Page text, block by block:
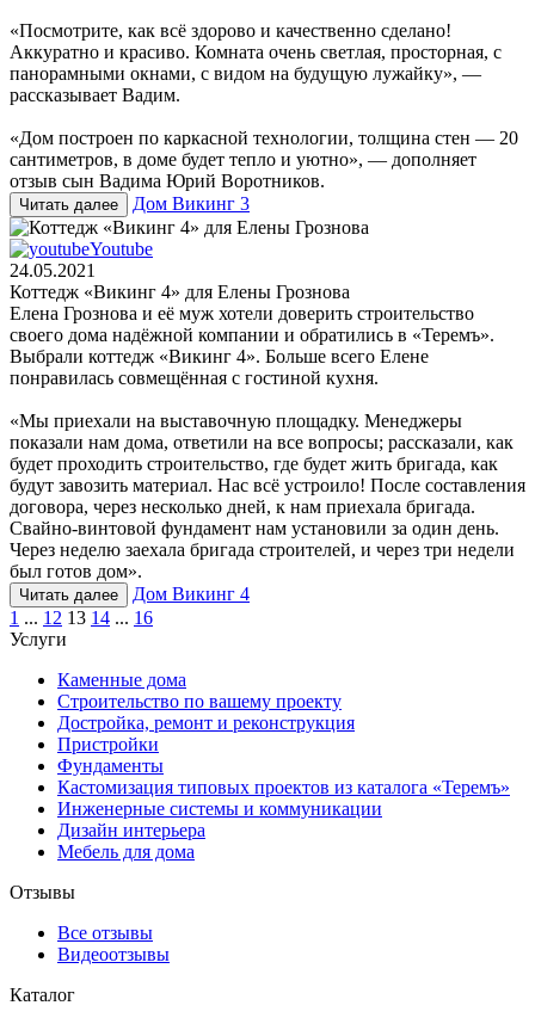
«Посмотрите, как всё здорово и качественно сделано!
Аккуратно и красиво. Комната очень светлая, просторная, с
панорамными окнами, с видом на будущую лужайку», —
рассказывает Вадим.
«Дом построен по каркасной технологии, толщина стен — 20
сантиметров, в доме будет тепло и уютно», — дополняет
отзыв сын Вадима Юрий Воротников.
Читать далее Дом Викинг 3
Youtube
24.05.2021
Коттедж «Викинг 4» для Елены Грознова
Елена Грознова и её муж хотели доверить строительство
своего дома надёжной компании и обратились в «Теремъ».
Выбрали коттедж «Викинг 4». Больше всего Елене
понравилась совмещённая с гостиной кухня.
«Мы приехали на выставочную площадку. Менеджеры
показали нам дома, ответили на все вопросы; рассказали, как
будет проходить строительство, где будет жить бригада, как
будут завозить материал. Нас всё устроило! После составления
договора, через несколько дней, к нам приехала бригада.
Свайно-винтовой фундамент нам установили за один день.
Через неделю заехала бригада строителей, и через три недели
был готов дом».
Читать далее
Дом Викинг 4
1 ... 12 13 14 ... 16
Услуги
Каменные дома
Строительство по вашему проекту
Достройка, ремонт и реконструкция
Пристройки
Фундаменты
Кастомизация типовых проектов из каталога «Теремъ»
Инженерные системы и коммуникации
Дизайн интерьера
Мебель для дома
Отзывы
Все отзывы
Видеоотзывы
Каталог